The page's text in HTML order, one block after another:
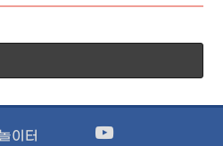
이터